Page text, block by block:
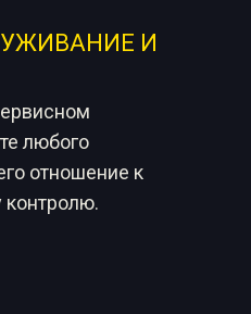
И
любого
отношение к
контролю.